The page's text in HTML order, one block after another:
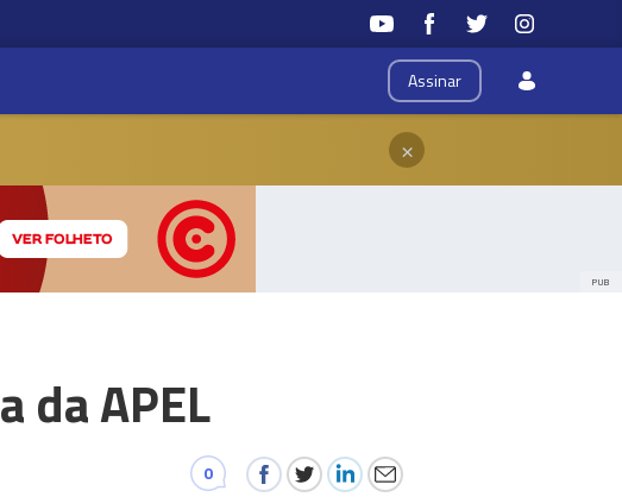
Assinar
×
PUB
da APEL
0